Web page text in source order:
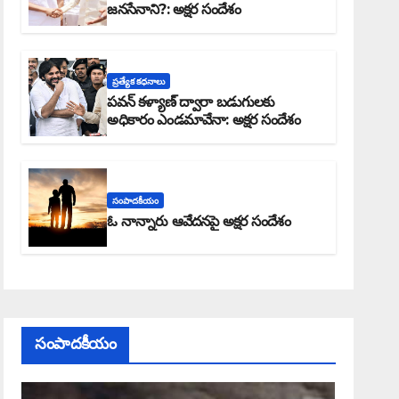
జనసేనాని?: అక్షర సందేశం
ప్రత్యేక కధనాలు
పవన్ కళ్యాణ్ ద్వారా బడుగులకు
అధికారం ఎండమావేనా: అక్షర సందేశం
సంపాదకీయం
ఓ నాన్నారు ఆవేదనపై అక్షర సందేశం
సంపాదకీయం